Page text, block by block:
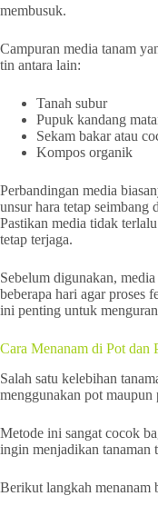
membusuk.
Campuran media tanam
tin antara lain:
Tanah subur
Pupuk kandang
Sekam bakar atau
Kompos organik
Perbandingan media
unsur hara tetap seimbang
Pastikan media tidak
tetap terjaga.
Sebelum digunakan,
beberapa hari agar proses
ini penting untuk
Cara Menanam di Pot dan
Salah satu kelebihan
menggunakan pot maupun
Metode ini sangat cocok
ingin menjadikan tanaman
Berikut langkah menanam